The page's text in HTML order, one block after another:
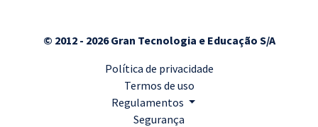
© 2012 - 2026 Gran Tecnologia e Educação S/A
Política de privacidade
Termos de uso
Regulamentos
Segurança